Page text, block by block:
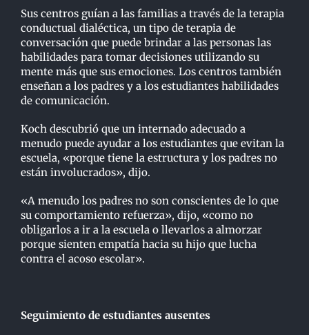
Sus centros guían a las familias a través de la terapia
conductual dialéctica, un tipo de terapia de
conversación que puede brindar a las personas las
habilidades para tomar decisiones utilizando su
mente más que sus emociones. Los centros también
enseñan a los padres y a los estudiantes habilidades
de comunicación.
Koch descubrió que un internado adecuado a
menudo puede ayudar a los estudiantes que evitan la
escuela, «porque tiene la estructura y los padres no
están involucrados», dijo.
«A menudo los padres no son conscientes de lo que
su comportamiento refuerza», dijo, «como no
obligarlos a ir a la escuela o llevarlos a almorzar
porque sienten empatía hacia su hijo que lucha
contra el acoso escolar».
Seguimiento de estudiantes ausentes